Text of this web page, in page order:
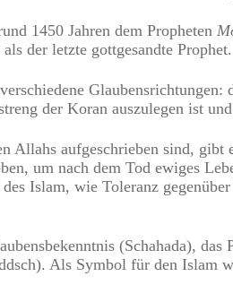
1450 Jahren dem Propheten
der letzte gottgesandte Prophet.
der Koran auszulegen ist
Allahs aufgeschrieben sind,
um nach dem Tod ewiges
Islam, wie Toleranz
(Schahada),
Als Symbol für den Islam